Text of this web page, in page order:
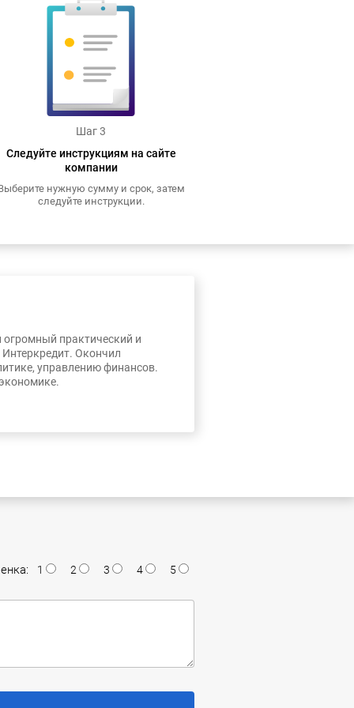
Шаг 3
Следуйте инструкциям на сайте
компании
нужную сумму и срок, затем
следуйте инструкции.
практический и
Окончил
управлению финансов.
1 2 3 4 5